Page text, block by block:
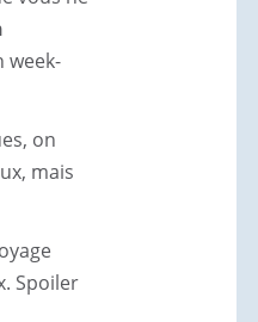
week-
on
mais
Spoiler